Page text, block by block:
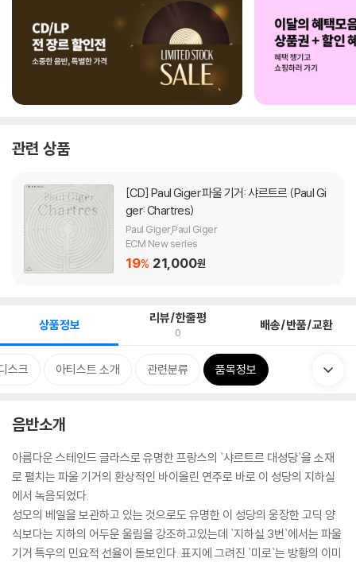
관련 상품
[CD]
ger: Chartres)
Paul Giger,Paul Giger
ECM New series
19% 21,000원
상품정보 리뷰/한줄평
0 배송/반품/교환
스크 아티스트 소개 관련분류 품목정보
음반소개
아름다운 스테인드 글라스로 유명한 프랑스의 `샤르트르 대성당`을 소재
로 펼치는 파울 기거의 환상적인 바이올린 연주로 바로 이 성당의 지하실
에서 녹음되었다.
성모의 베일을 보관하고 있는 것으로도 유명한 이 성당의 웅장한 고딕 양
식보다는 지하의 어두운 울림을 강조하고있는데 `지하실 3번`에서는 파울
기거 특우의 민요적 선율이 돋보인다. 표지에 그려진 `미로`는 방황의 이미